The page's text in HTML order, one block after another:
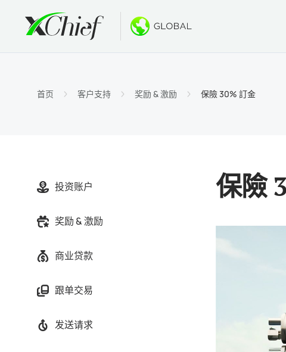
账户类型
保证金要求
适用于
无存款奖
GOLD
为什么选
首页 客户支持 奖励 & 激励 保險 30% 訂金
投资账户
奖励 & 激励
商业贷款
跟单交易
发送请求
保險